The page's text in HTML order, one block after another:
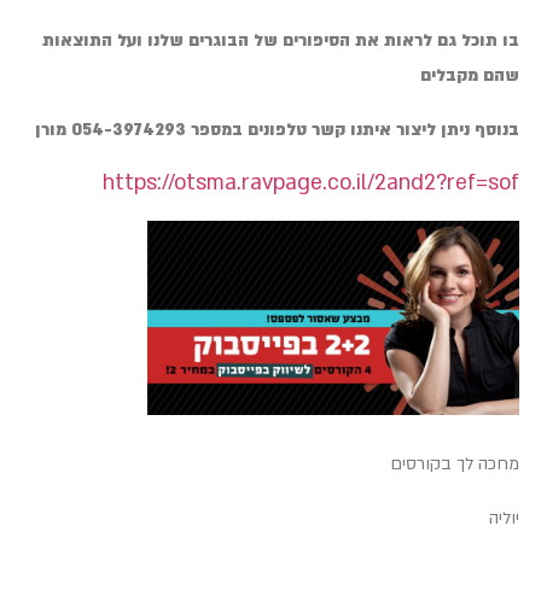
בו תוכל גם לראות את הסיפורים של הבוגרים שלנו ועל התוצאות
שהם מקבלים
בנוסף ניתן ליצור איתנו קשר טלפונים במספר 054-3974293 מורן
https://otsma.ravpage.co.il/2and2?ref=sof
מחכה לך בקורסים
יוליה